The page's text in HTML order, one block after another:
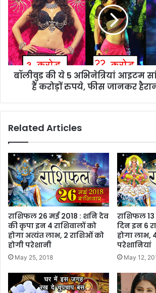
बॉलीवुड की ये 5 अभिनेत्रियां आइटम
हैं करोड़ों रुपये, फीस जानकर
Related Articles
राशिफल 26 मई 2018 : शनि देव
की कृपा इन 4 राशिवालों को
होगा अत्यंत लाभ, 2 राशिओं को
होगी परेशानी
May 25, 2018
राशिफल
दिन इन 6
होगा लाभ,
परेशानियां
May 12,